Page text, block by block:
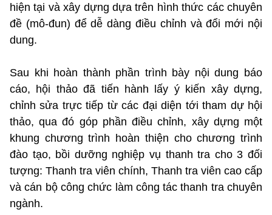
hiện tại và xây dựng dựa trên hình thức các chuyên
đề (mô-đun) để dễ dàng điều chỉnh và đổi mới nội
dung.
Sau khi hoàn thành phần trình bày nội dung báo
cáo, hội thảo đã tiến hành lấy ý kiến xây dựng,
chỉnh sửa trực tiếp từ các đại diện tới tham dự hội
thảo, qua đó góp phần điều chỉnh, xây dựng một
khung chương trình hoàn thiện cho chương trình
đào tạo, bồi dưỡng nghiệp vụ thanh tra cho 3 đối
tượng: Thanh tra viên chính, Thanh tra viên cao cấp
và cán bộ công chức làm công tác thanh tra chuyên
ngành.